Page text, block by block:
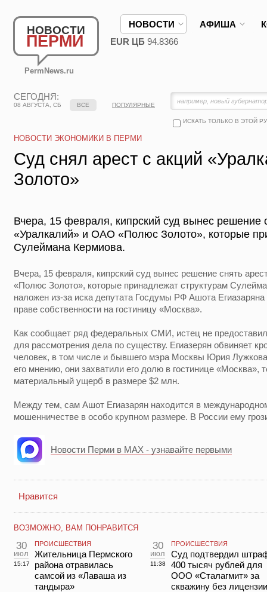
НОВОСТИ
ПЕРМИ
PermNews.ru
НОВОСТИ АФИША
EUR ЦБ 94.8366
СЕГОДНЯ:
08 АВГУСТА, СБ
ИСКАТЬ ТОЛЬКО В ЭТОЙ
ВСЕ ПОПУЛЯРНЫЕ
НОВОСТИ ЭКОНОМИКИ В ПЕРМИ
Суд снял арест с акций
Золото»
Вчера, 15 февраля, кипрский суд вынес решение
«Уралкалий» и ОАО «Полюс Золото», которые
Сулеймана Кермиова.
Вчера, 15 февраля, кипрский суд вынес решение снять
«Полюс Золото», которые принадлежат структурам
наложен из-за иска депутата Госдумы РФ Ашота
праве собственности на гостиницу «Москва».
Как сообщает ряд федеральных СМИ, истец не
для рассмотрения дела по существу. Егиазерян обвиняет
человек, в том числе и бывшего мэра Москвы Юрия Лужкова
его мнению, они захватили его долю в гостинице «Москва»,
материальный ущерб в размере $2 млн.
Между тем, сам Ашот Егиазарян находится в
мошенничестве в особо крупном размере. В России ему
Новости Перми в MAX - узнавайте первыми
Нравится
ВОЗМОЖНО, ВАМ ПОНРАВИТСЯ
30
июл
15:17
ПРОИСШЕСТВИЯ
Жительница Пермского
района отравилась
самсой из «Лаваша из
тандыра»
30
июл
11:38
ПРОИСШЕСТВИЯ
Суд подтвердил
400 тысяч рублей для
ООО «Сталагмит» за
скважину без лицензии